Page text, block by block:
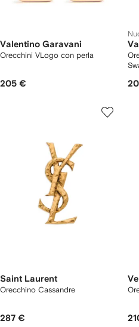
Valentino Garavani
Orecchini VLogo con perla
205 €
Saint Laurent
Orecchino Cassandre
287 €